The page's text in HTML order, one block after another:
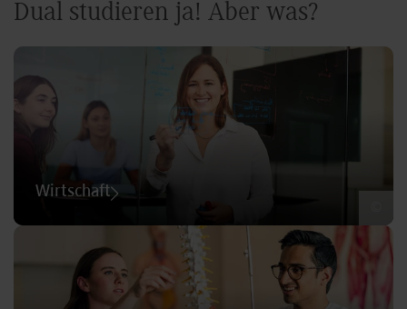
Dual studieren ja! Aber was?
Wirtschaft